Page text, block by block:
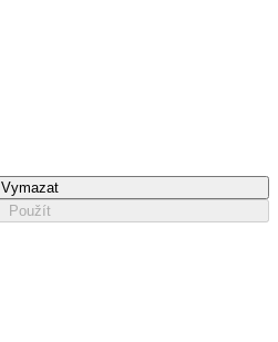
Vymazat
Použít